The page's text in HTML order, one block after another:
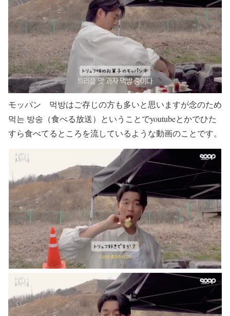
モッパン 먹방はご存じの方も多いと思いますが念のため
먹는 방송（食べる放送）ということでyoutubeとかでひた
すら食べてるところを流しているような動画のことです。